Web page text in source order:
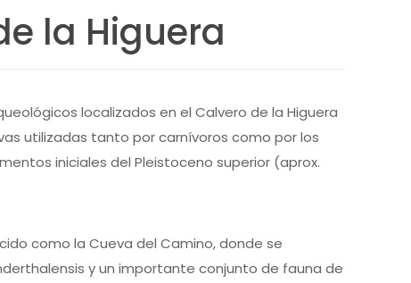
la Higuera
localizados en el Calvero de la Higuera
utilizadas tanto por carnívoros como por los
iniciales del Pleistoceno superior (aprox.
como la Cueva del Camino, donde se
y un importante conjunto de fauna de